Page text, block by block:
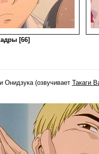
[66]
Онидзука (озвучивает Такаги